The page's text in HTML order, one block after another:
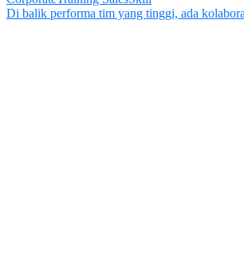
Di balik performa tim yang tinggi, ada